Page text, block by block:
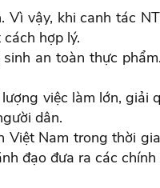
vậy, khi canh tác
hợp lý.
an toàn thực
việc làm lớn, giải
dân.
Nam trong thời
đạo đưa ra các